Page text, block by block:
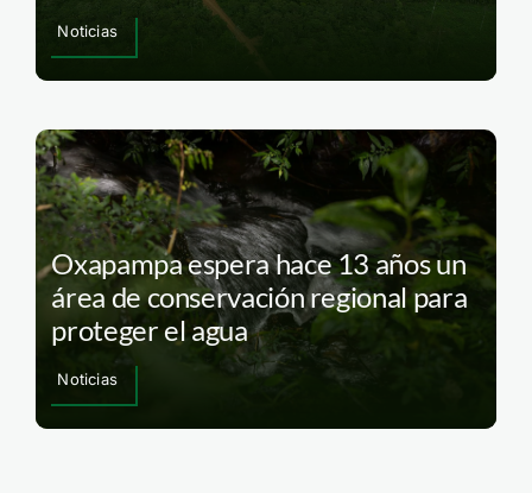
Noticias
Oxapampa espera hace 13 años un
área de conservación regional para
proteger el agua
Noticias